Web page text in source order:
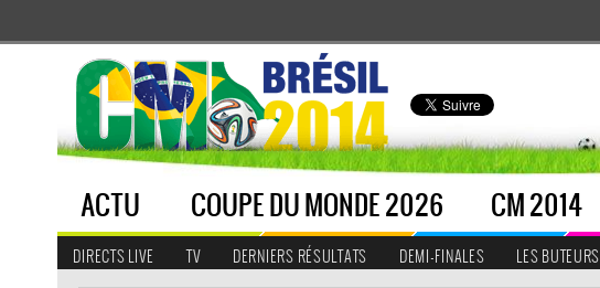
ACTU COUPE DU MONDE 2026 CM 2014
DIRECTS LIVE TV DERNIERS RÉSULTATS DEMI-FINALES LES BUTEURS